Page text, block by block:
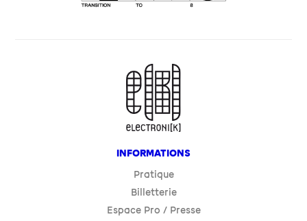
INFORMATIONS
Pratique
Billetterie
Espace Pro / Presse